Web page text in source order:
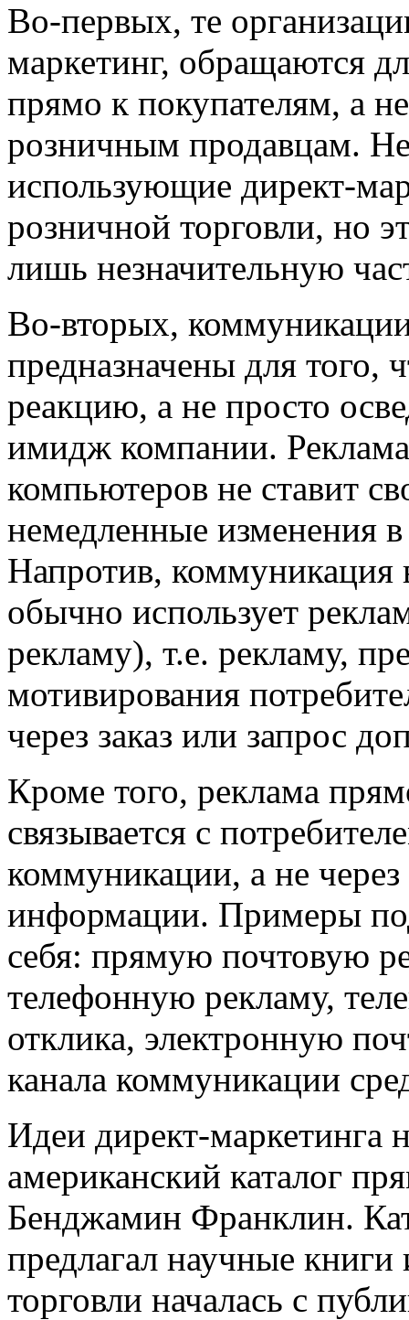
Во-первых, те
маркетинг, обращаются
прямо к покупателям, а
розничным продавцам.
использующие директ-
розничной торговли, но
лишь незначительную
Во-вторых,
предназначены для того,
реакцию, а не просто
имидж компании.
компьютеров не ставит
немедленные изменения
Напротив, коммуникация
обычно использует
рекламу), т.е. рекламу,
мотивирования
через заказ или запрос
Кроме того, реклама
связывается с
коммуникации, а не через
информации. Примеры
себя: прямую почтовую
телефонную рекламу,
отклика, электронную
канала коммуникации
Идеи директ-маркетинга
американский каталог
Бенджамин Франклин.
предлагал научные
торговли началась с